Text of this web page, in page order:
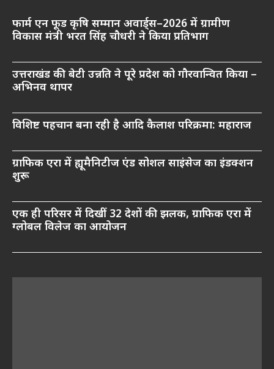
फार्म एन फूड कृषि सम्मान अवार्ड्स–2026 में ग्रामीण
विकास मंत्री भरत सिंह चौधरी ने किया प्रतिभाग
उत्तराखंड की बेटी उन्नति ने पूरे प्रदेश को गौरवान्वित किया –
अभिनव थापर
विशिष्ट पहचान बना रही है आदि कैलाश परिक्रमा: महाराज
ग्राफिक एरा में ह्यूमैनिटीज एंड सोशल साइंसेज का इंडक्शन
शुरू
एक ही परिसर में दिखीं 32 देशों की झलक, ग्राफिक एरा में
ग्लोबल विलेज का आयोजन